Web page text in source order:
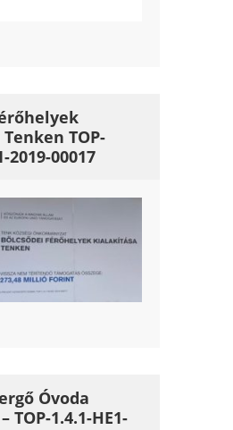
TOP-
2019-00017
Óvoda
TOP-1.4.1-HE1-